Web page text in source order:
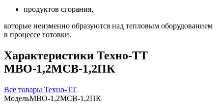
продуктов сгорания,
которые неизменно образуются над тепловым оборудованием
в процессе готовки.
Характеристики Техно-ТТ
МВО-1,2МСВ-1,2ПК
Все товары Техно-ТТ
МодельМВО-1,2МСВ-1,2ПК